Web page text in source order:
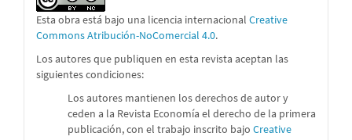
Esta obra está bajo una licencia internacional Creative
Commons Atribución-NoComercial 4.0.
Los autores que publiquen en esta revista aceptan las
siguientes condiciones:
Los autores mantienen los derechos de autor y
ceden a la Revista Economía el derecho de la primera
publicación, con el trabajo inscrito bajo Creative